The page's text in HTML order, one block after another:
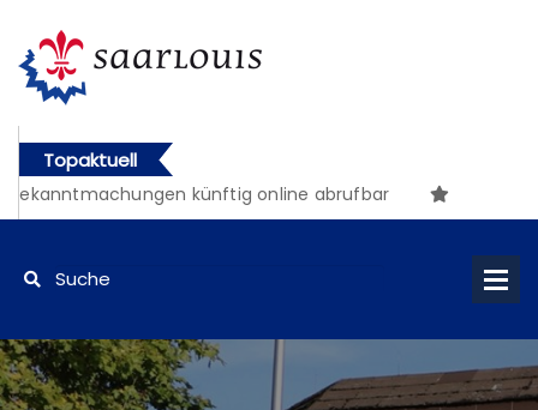
Topaktuell
künftig online abrufbar